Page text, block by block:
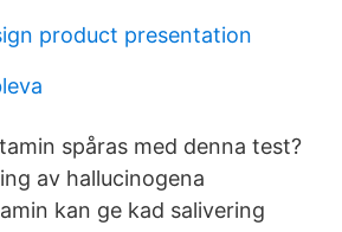
product presentation
spåras med denna test?
av hallucinogena
kan ge kad salivering